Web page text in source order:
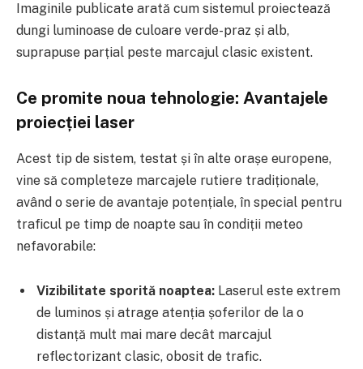
Imaginile publicate arată cum sistemul proiectează
dungi luminoase de culoare verde-praz și alb,
suprapuse parțial peste marcajul clasic existent.
Ce promite noua tehnologie: Avantajele
proiecției laser
Acest tip de sistem, testat și în alte orașe europene,
vine să completeze marcajele rutiere tradiționale,
având o serie de avantaje potențiale, în special pentru
traficul pe timp de noapte sau în condiții meteo
nefavorabile:
Vizibilitate sporită noaptea: Laserul este extrem
de luminos și atrage atenția șoferilor de la o
distanță mult mai mare decât marcajul
reflectorizant clasic, obosit de trafic.